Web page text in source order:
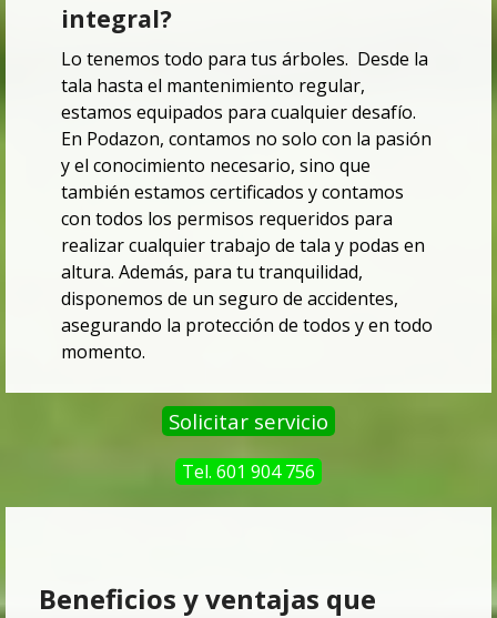
integral?
Lo tenemos todo para tus árboles. Desde la
tala hasta el mantenimiento regular,
estamos equipados para cualquier desafío.
En Podazon, contamos no solo con la pasión
y el conocimiento necesario, sino que
también estamos certificados y contamos
con todos los permisos requeridos para
realizar cualquier trabajo de tala y podas en
altura. Además, para tu tranquilidad,
disponemos de un seguro de accidentes,
asegurando la protección de todos yen todo
momento.
Solicitar servicio
Tel. 601 904 756
Beneficios y ventajas que